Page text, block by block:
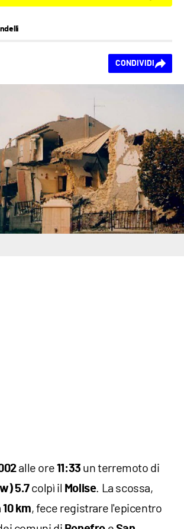
CONDIVIDI
alle ore 11:33 un terremoto di
5.7colpì il Molise. La scossa,
10 km, fece registrare l'epicentro